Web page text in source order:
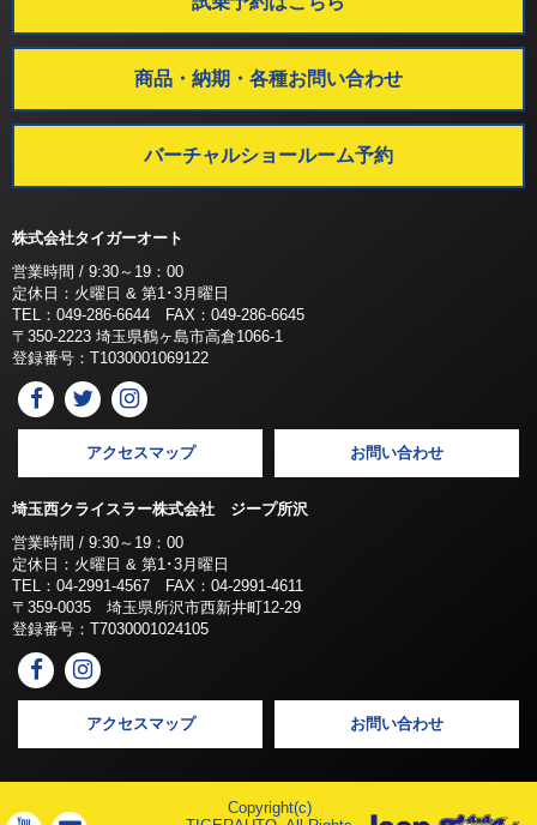
商品・納期・各種お問い合わせ
バーチャルショールーム予約
株式会社タイガーオート
営業時間 / 9:30～19：00
定休日：火曜日 & 第1･3月曜日
TEL：049-286-6644 FAX：049-286-6645
〒350-2223 埼玉県鶴ヶ島市高倉1066-1
登録番号：T1030001069122
アクセスマップ お問い合わせ
埼玉西クライスラー株式会社 ジープ所沢
営業時間 / 9:30～19：00
定休日：火曜日 & 第1･3月曜日
TEL：04-2991-4567 FAX：04-2991-4611
〒359-0035 埼玉県所沢市西新井町12-29
登録番号：T7030001024105
アクセスマップ お問い合わせ
Copyright(c)